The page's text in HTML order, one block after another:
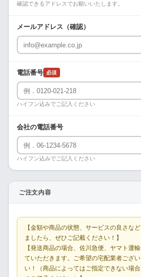
確認できるアドレスでお願いいたします。
メールアドレス（確認）
電話番号 必須
ハイフン込みでご記入ください
会社の電話番号
ハイフン込みでご記入ください
ご注文内容
【金額や商品の状態、サービスの良さな
ましたら、ぜひご記載ください！】
【発送商品の場合、佐川急便、ヤマト運
ていただきます。ご希望の宅配業者ござ
い！（商品によってはご指定できない場